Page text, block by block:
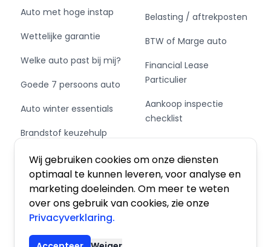
Wij gebruiken cookies om onze diensten
optimaal te kunnen leveren, voor analyse en
marketing doeleinden. Om meer te weten
over ons gebruik van cookies, zie onze
Privacyverklaring.
- Motorrijtuigenbelasting: € 253 - 276 per
- Emissieklasse: Euro 6
- Bandenmaat voor: 235/45/20
- Bandenmaat achter: 235/45/20
Bijzondere opties & accessoires
- Adaptive cruise control
- Apple CarPlay / Android Auto
- CANTON Sound System
- Electronic climate control (ECC)
- Glazen schuifdak
Auto met hoge instap
Wettelijke garantie
Welke auto past bij mij?
Goede 7 persoons auto
Auto winter essentials
Brandstof keuzehulp
Schakel of automaat?
Belasting / aftrekposten
BTW of Marge auto
Financial Lease
Particulier
Aankoop inspectie
checklist
Private Leasen,
Financieren of Kopen?